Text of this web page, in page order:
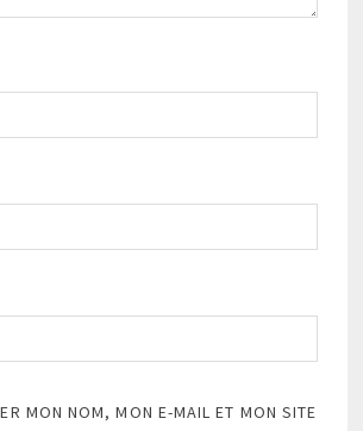
MON NOM, MON E-MAIL ET MON SITE